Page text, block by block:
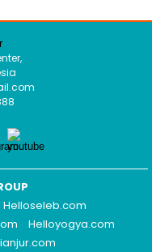
Helloseleb.com
Helloyogya.com